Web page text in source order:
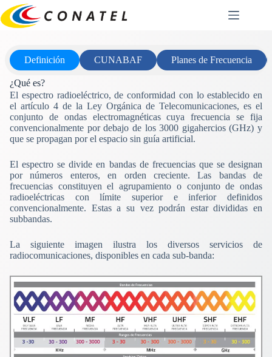
Saltar
al
contenido
Definición CUNABAF Planes de Frecuencia
¿Qué es?
El espectro radioeléctrico, de conformidad con lo establecido en
el artículo 4 de la Ley Orgánica de Telecomunicaciones, es el
conjunto de ondas electromagnéticas cuya frecuencia se fija
convencionalmente por debajo de los 3000 gigahercios (GHz) y
que se propagan por el espacio sin guía artificial.
El espectro se divide en bandas de frecuencias que se designan
por números enteros, en orden creciente. Las bandas de
frecuencias constituyen el agrupamiento o conjunto de ondas
radioeléctricas con límite superior e inferior definidos
convencionalmente. Estas a su vez podrán estar divididas en
subbandas.
La siguiente imagen ilustra los diversos servicios de
radiocomunicaciones, disponibles en cada sub-banda: